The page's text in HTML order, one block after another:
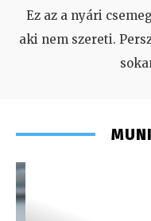
Ez az a nyári
aki nem szereti.